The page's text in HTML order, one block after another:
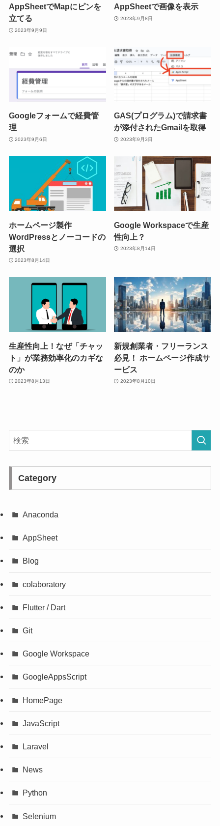
AppSheetでMapにピンを
立てる
2023年9月9日
AppSheetで画像を表示
2023年9月8日
Googleフォームで経費管
理
2023年9月6日
GAS(プログラム)で請求書
が添付されたGmailを取得
2023年9月3日
ホームページ製作
WordPressとノーコードの
選択
2023年8月14日
Google Workspaceで生産
性向上？
2023年8月14日
生産性向上！なぜ「チャッ
ト」が業務効率化のカギな
のか
2023年8月13日
新規創業者・フリーランス
必見！ ホームページ作成サ
ービス
2023年8月10日
Category
Anaconda
AppSheet
Blog
colaboratory
Flutter / Dart
Git
Google Workspace
GoogleAppsScript
HomePage
JavaScript
Laravel
News
Python
Selenium